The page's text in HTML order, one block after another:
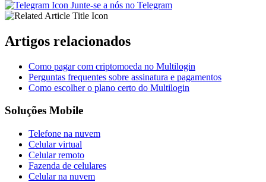
Junte-se a nós no Telegram
Artigos relacionados
Como pagar com criptomoeda no Multilogin
Perguntas frequentes sobre assinatura e pagamentos
Como escolher o plano certo do Multilogin
Soluções Mobile
Telefone na nuvem
Celular virtual
Celular remoto
Fazenda de celulares
Celular na nuvem